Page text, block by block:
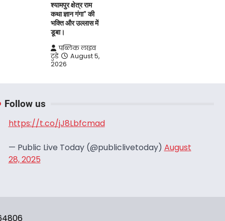
श्यामपुर क्षेत्र राम
कथा ज्ञान गंगा” की
भक्ति और उल्लास में
डूबा।
पब्लिक लाइव
टुडे
August 5,
2026
Follow us
https://t.co/jJ8Lbfcmad
— Public Live Today (@publiclivetoday) August
28, 2025